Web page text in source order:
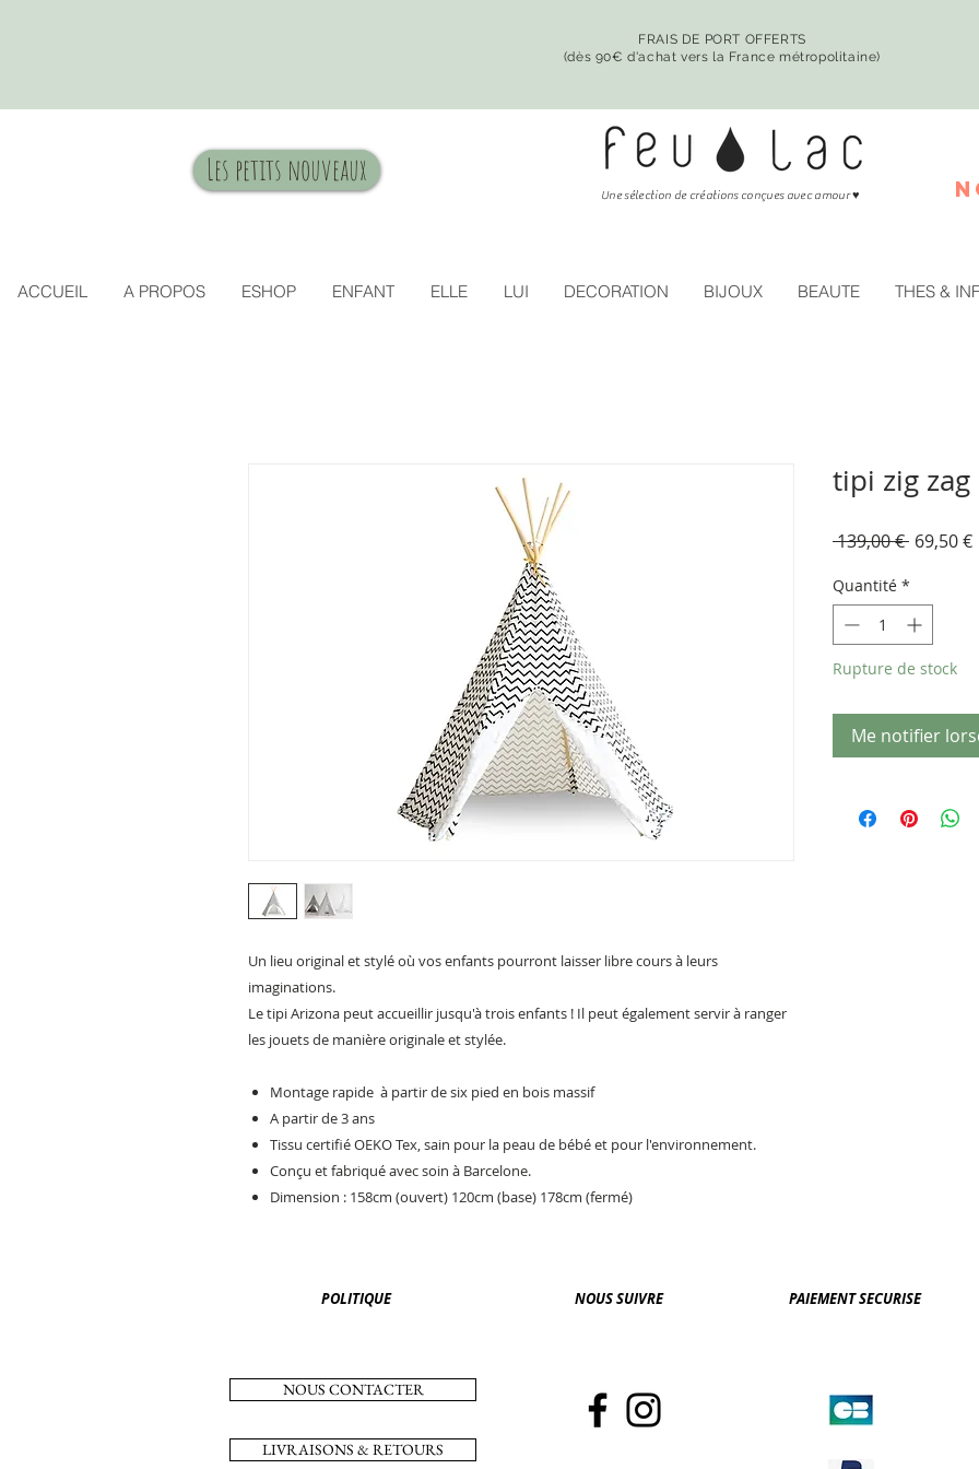
FRAIS DE PORT OFFERTS
(dès 90€ d'achat vers la France métropolitaine)
Les petits nouveaux
Une sélection de créations conçues avec amour♥
ACCUEIL A PROPOS ESHOP ENFANT ELLE LUI DECORATION BIJOUX BEAUTE THES &
Un lieu original et stylé où vos enfants pourront laisser libre cours à leurs
imaginations.
Le tipi Arizona peut accueillir jusqu'à trois enfants ! Il peut également servir à ranger
les jouets de manière originale et stylée.
Montage rapide à partir de six pied en bois massif
A partir de 3 ans
Tissu certifié OEKO Tex, sain pour la peau de bébé et pour l'environnement.
Conçu et fabriqué avec soin à Barcelone.
Dimension : 158cm (ouvert) 120cm (base) 178cm (fermé)
tipi zig
139,00 € Prix
69,50 €
Quantité *
Rupture de stock
Me notifier
POLITIQUE
NOUS CONTACTER
NOUS SUIVRE
LIVRAISONS & RETOURS
PAIEMENT SECURISE